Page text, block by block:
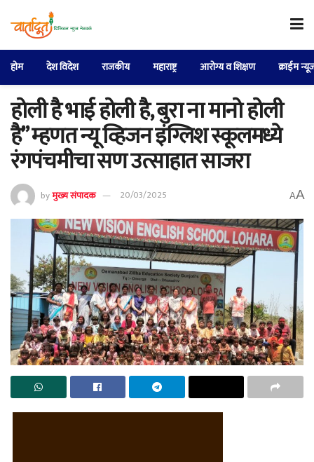
होम देश विदेश राजकीय महाराष्ट्र आरोग्य व शिक्षण क्राईम
होली है भाई होली है, बुरा ना मानो होली
है” म्हणत न्यू व्हिजन इंग्लिश स्कूलमध्ये
रंगपंचमीचा सण उत्साहात साजरा
byमुख्य संपादक 20/03/2025 AA